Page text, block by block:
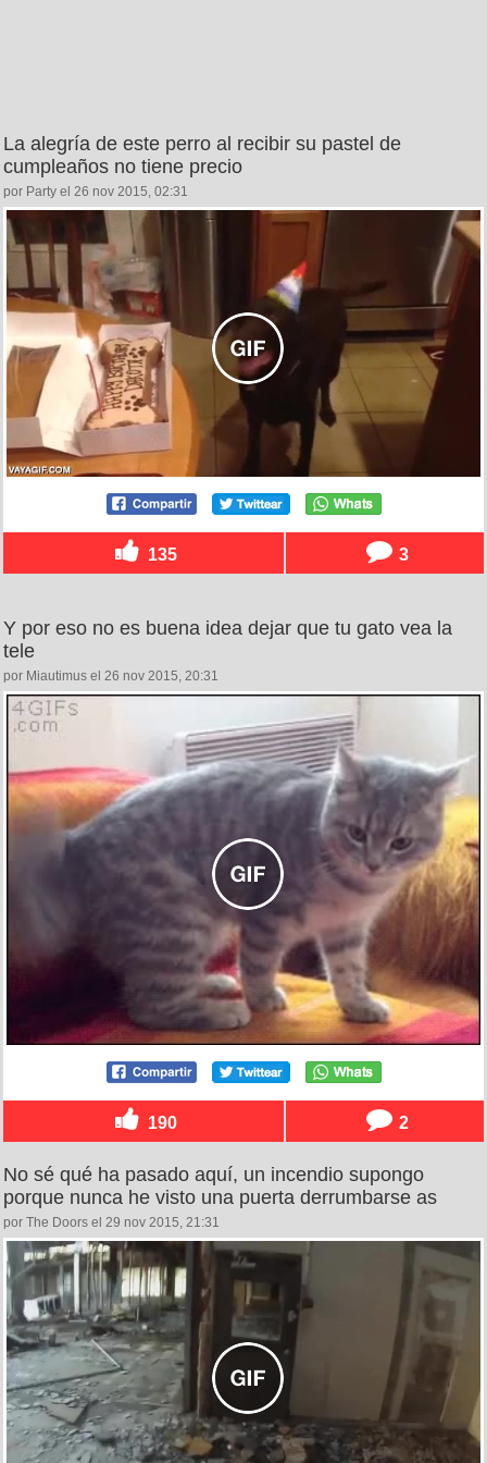
La alegría de este perro al recibir su pastel de
cumpleaños no tiene precio
por Party el 26 nov 2015, 02:31
135 3
Y por eso no es buena idea dejar que tu gato vea la
tele
por Miautimus el 26 nov 2015, 20:31
190 2
No sé qué ha pasado aquí, un incendio supongo
porque nunca he visto una puerta derrumbarse as
por The Doors el 29 nov 2015, 21:31